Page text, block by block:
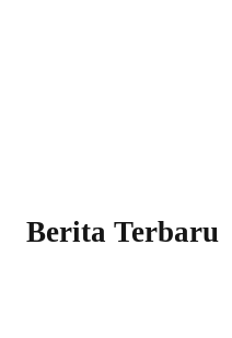
Berita Terbaru